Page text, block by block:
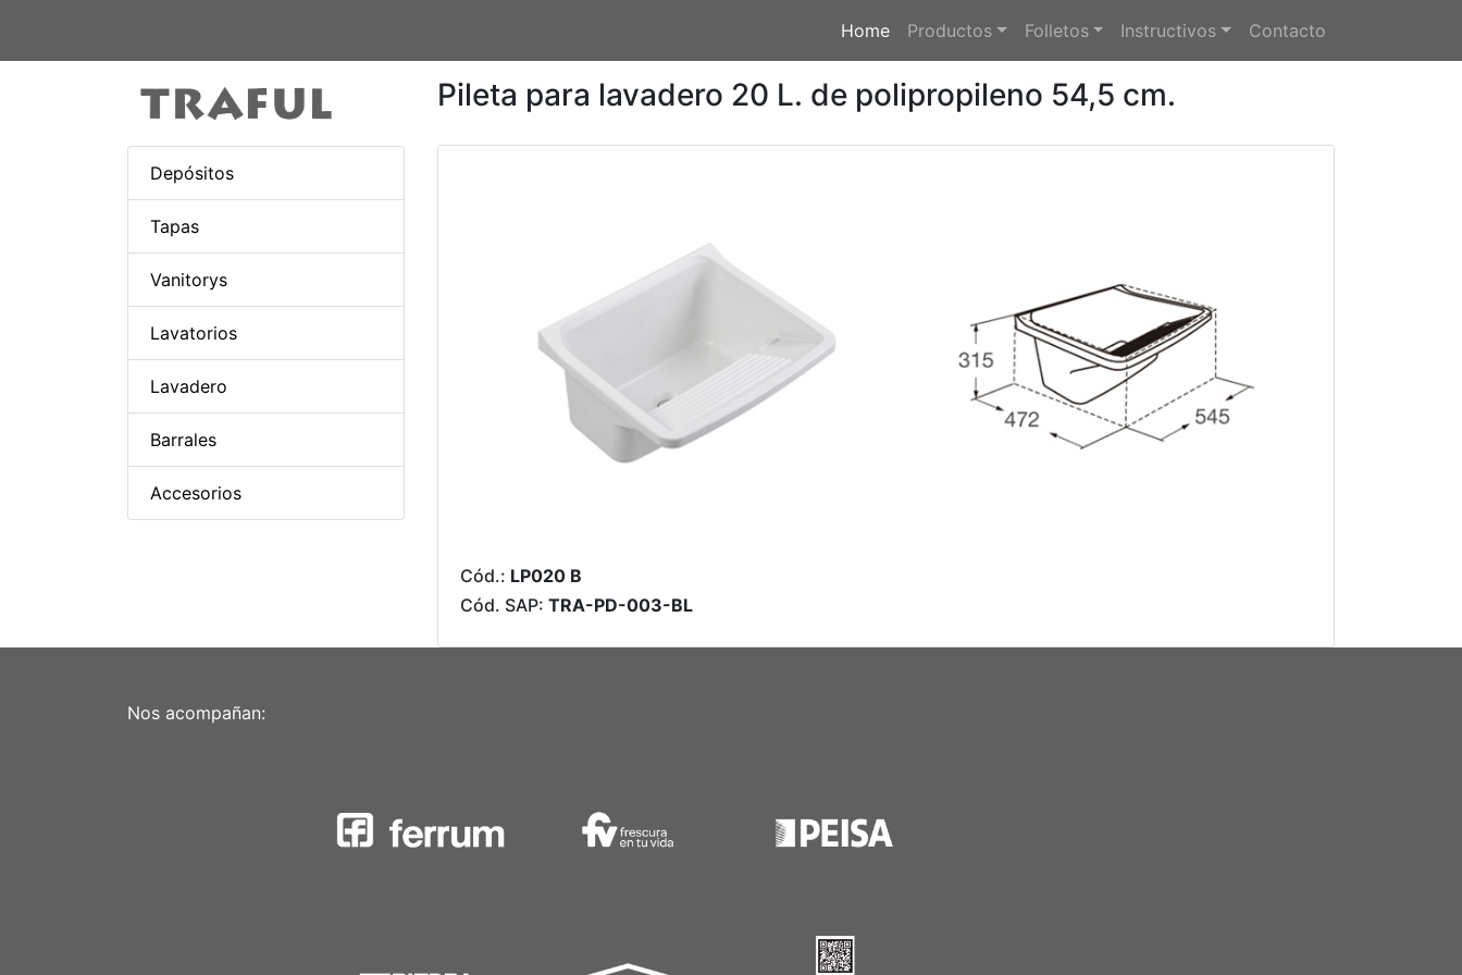
Home(current)
Productos Folletos Instructivos Contacto
Depósitos
Tapas
Vanitorys
Lavatorios
Lavadero
Barrales
Accesorios
Pileta para lavadero 20 L. de polipropileno 54,5 cm.
Cód.: LP020 B
Cód. SAP: TRA-PD-003-BL
Nos acompañan: